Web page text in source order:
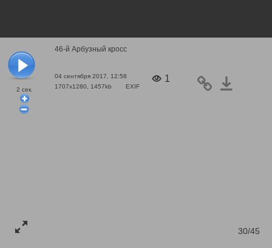
2 сек.
46-й Арбузный кросс
04 сентября 2017, 12:58
1707x1280, 1457kb
EXIF
1
30/45